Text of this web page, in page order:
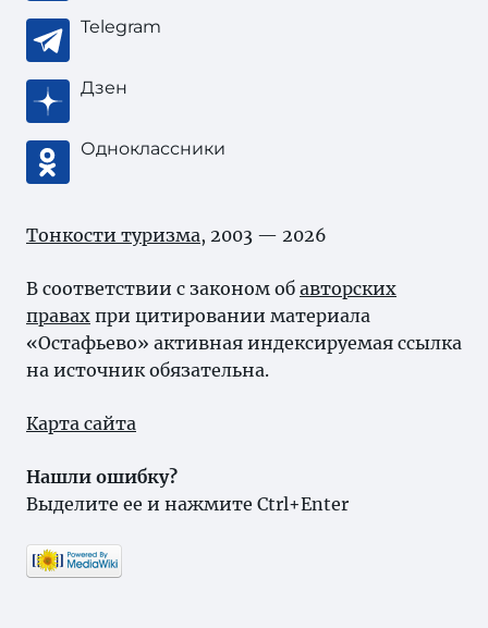
Telegram
Дзен
Одноклассники
Тонкости туризма, 2003 — 2026
В соответствии с законом об авторских
правах при цитировании материала
«Остафьево» активная индексируемая ссылка
на источник обязательна.
Карта сайта
Нашли ошибку?
Выделите ее и нажмите Ctrl+Enter